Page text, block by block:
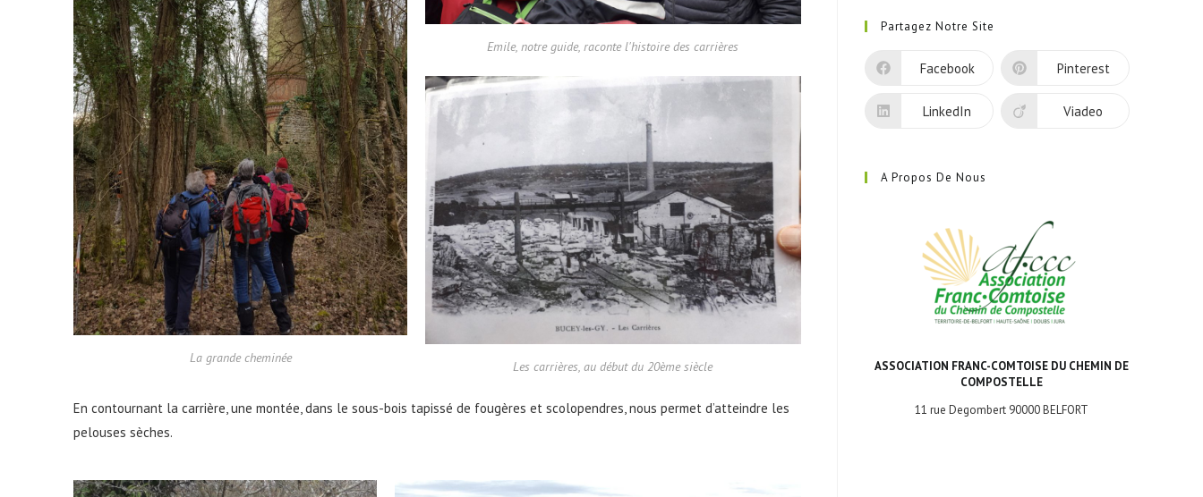
La grande cheminée
Emile, notre guide, raconte l'histoire des carrières
Les carrières, au début du 20ème siècle
En contournant la carrière, une montée, dans le sous-bois tapissé de fougères et scolopendres, nous permet d’atteindre les
pelouses sèches.
Partagez Notre Site
Facebook Pinterest
LinkedIn Viadeo
A Propos De Nous
ASSOCIATION FRANC-COMTOISE DU CHEMIN DE
COMPOSTELLE
11 rue Degombert 90000 BELFORT